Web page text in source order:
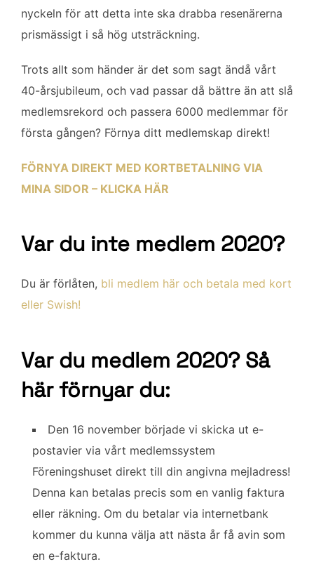
nyckeln för att detta inte ska drabba resenärerna
prismässigt i så hög utsträckning.
Trots allt som händer är det som sagt ändå vårt
40-årsjubileum, och vad passar då bättre än att slå
medlemsrekord och passera 6000 medlemmar för
första gången? Förnya ditt medlemskap direkt!
FÖRNYA DIREKT MED KORTBETALNING VIA
MINA SIDOR – KLICKA HÄR
Var du inte medlem 2020?
Du är förlåten, bli medlem här och betala med kort
eller Swish!
Var du medlem 2020? Så
här förnyar du:
Den 16 november började vi skicka ut e-
postavier via vårt medlemssystem
Föreningshuset direkt till din angivna mejladress!
Denna kan betalas precis som en vanlig faktura
eller räkning. Om du betalar via internetbank
kommer du kunna välja att nästa år få avin som
en e-faktura.